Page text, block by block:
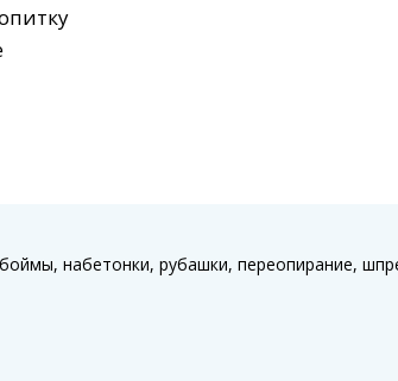
набетонки, рубашки, переопирание,